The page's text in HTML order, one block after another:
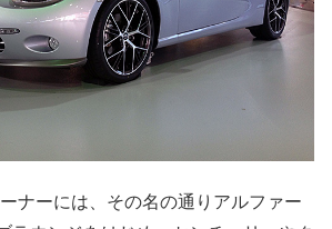
ナーには、その名の通りアルファー